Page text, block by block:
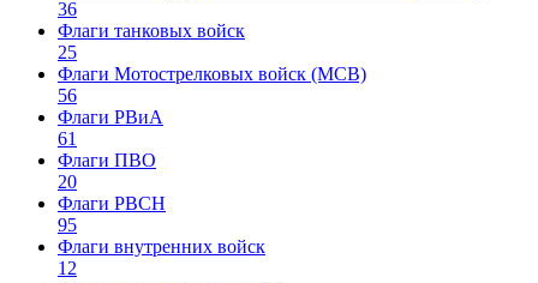
36
Флаги танковых войск
25
Флаги Мотострелковых войск (МСВ)
56
Флаги РВиА
61
Флаги ПВО
20
Флаги РВСН
95
Флаги внутренних войск
12